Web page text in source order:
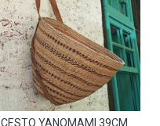
CESTO YANOMAMI 39CM